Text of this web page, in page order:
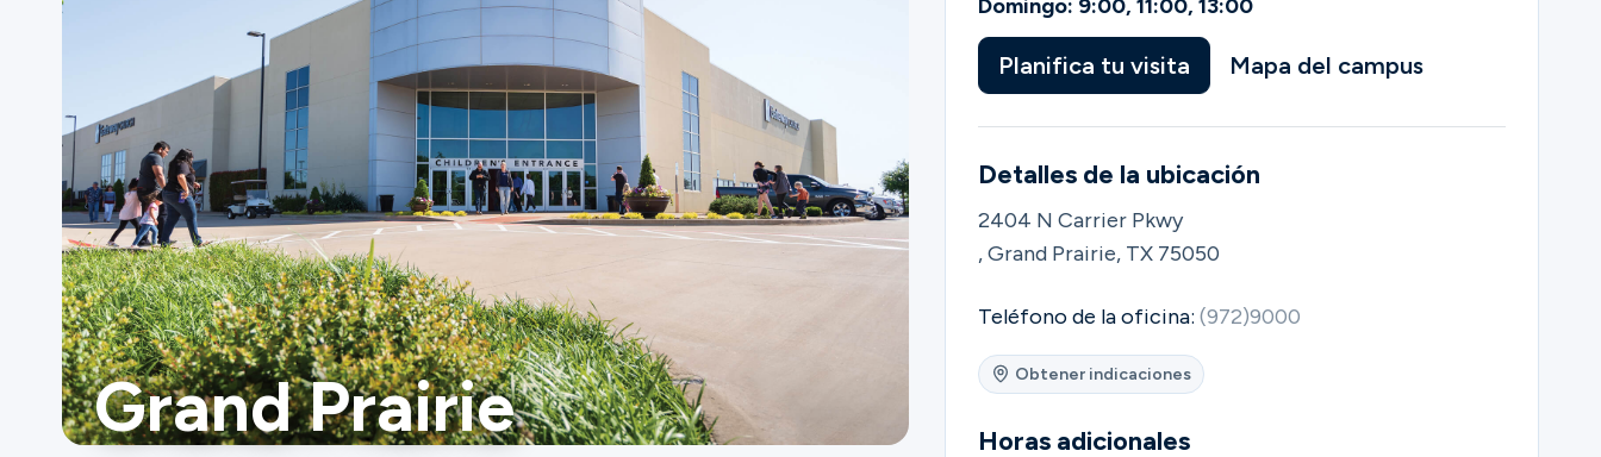
somos
Ubicaciones
Conectar
Ministerios
Grand Prairie
Domingo: 9:00, 11:00, 13:00
Planifica tu visita Mapa del campus
Detalles de la ubicación
2404 N Carrier Pkwy
, Grand Prairie, TX 75050
Teléfono de la oficina: (972)9000
Obtener indicaciones
Horas adicionales